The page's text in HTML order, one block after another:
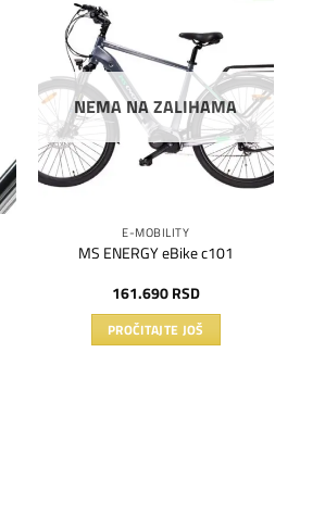
listu
želja
NEMA NA ZALIHAMA
E-MOBILITY
MS ENERGY eBike c101
161.690RSD
PROČITAJTE JOŠ